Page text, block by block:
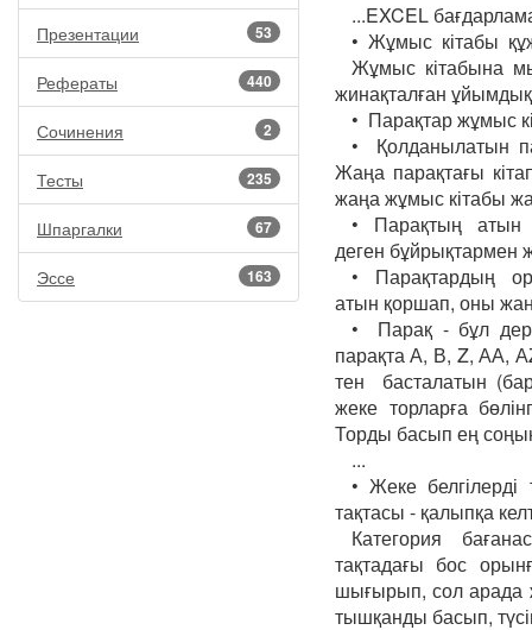
53
Презентации
440
Рефераты
2
Сочинения
235
Тесты
67
Шпаргалки
163
Эссе
...EXCEL
• Жұмыс кітабы
Жұмыс кітабына
жинақталған
• Парақтар жұмыс
• Қолданылатын
Жаңа парақтағы
жаңа жұмыс кітабы
• Парақтың атын
деген бұйрықтармен
• Парақтардың
атын қоршап, оны
• Парақ - бұл
парақта А, В, Z, АА,
тен басталатын
жеке торларға
Торды басып ең
...
• Жеке
тақтасы - қалыпқа
Категория
тақтадағы бос
шығырып, сол арада
тышқанды басып,